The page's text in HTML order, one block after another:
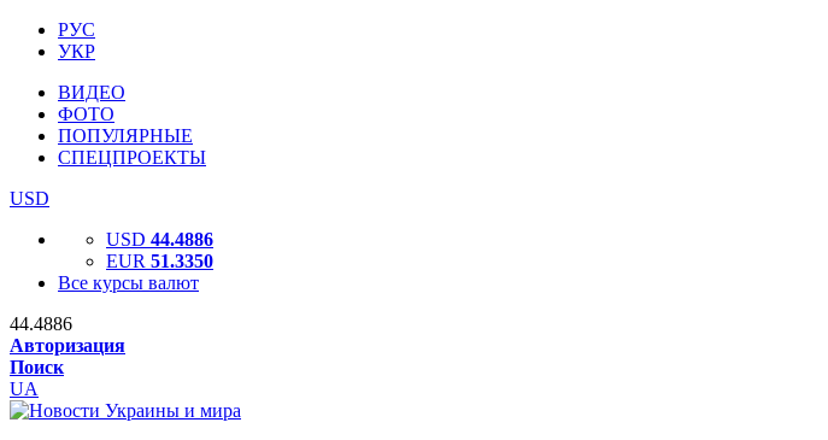
РУС
УКР
ВИДЕО
ФОТО
ПОПУЛЯРНЫЕ
СПЕЦПРОЕКТЫ
USD
USD 44.4886
EUR 51.3350
Все курсы валют
44.4886
Авторизация
Поиск
UA